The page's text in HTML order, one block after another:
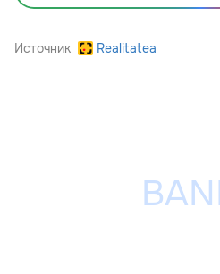
Источник Realitatea